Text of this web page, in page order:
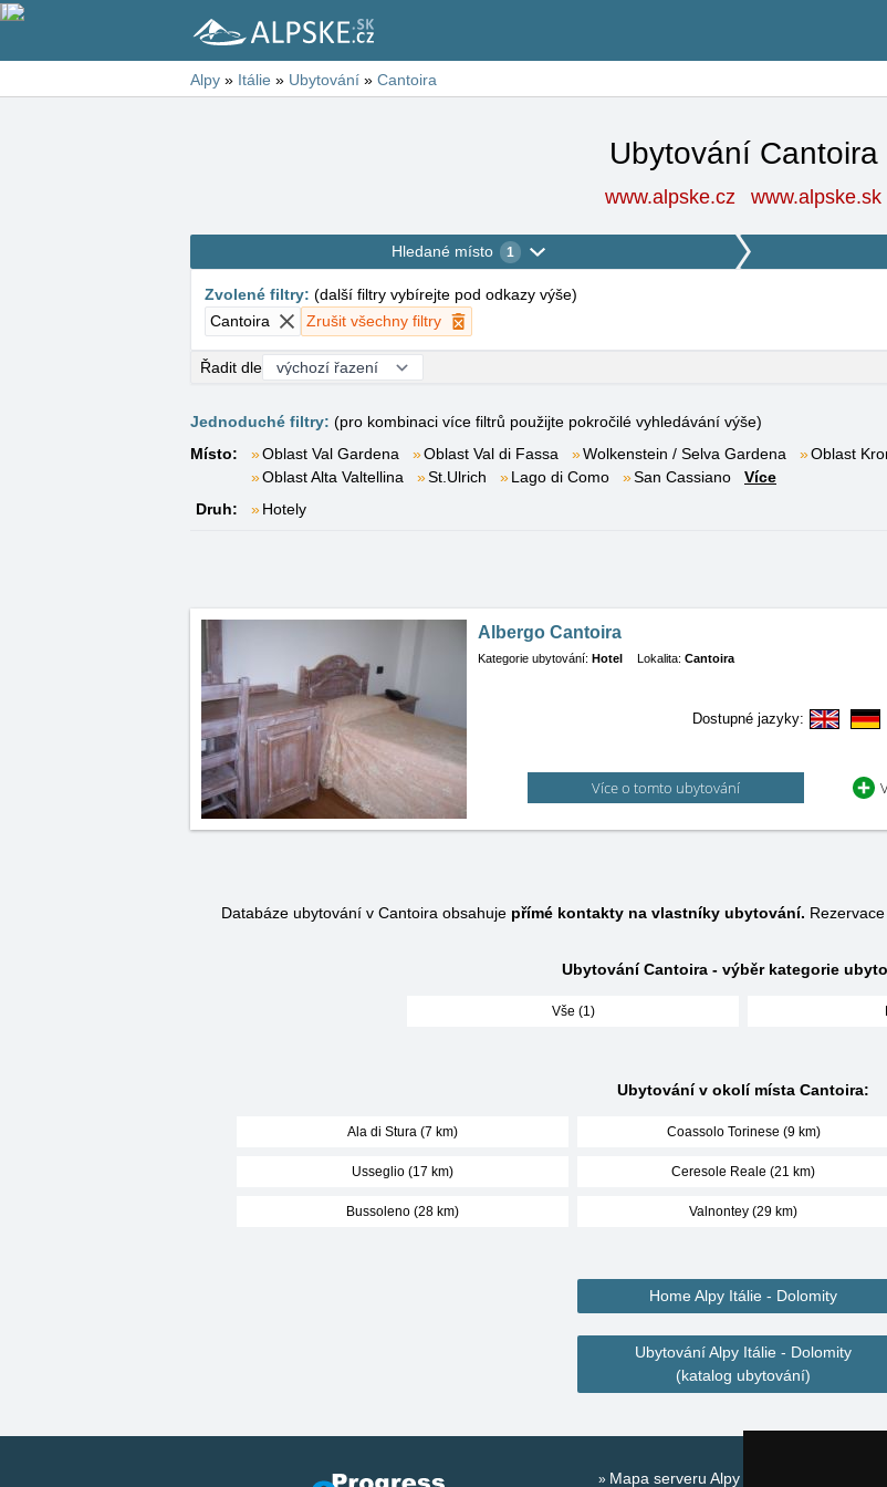
Alpy » Itálie » Ubytování » Cantoira
Ubytování Cantoira
www.alpske.cz www.alpske.sk
Hledané místo 1
Zvolené filtry: (další filtry vybírejte pod odkazy výše)
Cantoira
Zrušit všechny filtry
Řadit dle
Jednoduché filtry: (pro kombinaci více filtrů použijte pokročilé vyhledávání výše)
Místo:
Oblast Val Gardena Oblast Val di Fassa Wolkenstein / Selva Gardena Oblast
Oblast Alta Valtellina
St.Ulrich Lago di Como San Cassiano
Více
Druh:
Hotely
Albergo Cantoira
Kategorie ubytování: Hotel Lokalita: Cantoira
Dostupné jazyky:
Více o tomto ubytování
Databáze ubytování v Cantoira obsahuje přímé kontakty na vlastníky ubytování.
Ubytování Cantoira - výběr kategorie
Vše (1)
Ubytování v okolí místa Cantoira:
Ala di Stura (7 km) Coassolo Torinese (9 km)
Usseglio (17 km) Ceresole Reale (21 km)
Bussoleno (28 km) Valnontey (29 km)
Home Alpy Itálie - Dolomity
Ubytování Alpy Itálie - Dolomity
(katalog ubytování)
Mapa serveru Alpy Itálie - Dolomity